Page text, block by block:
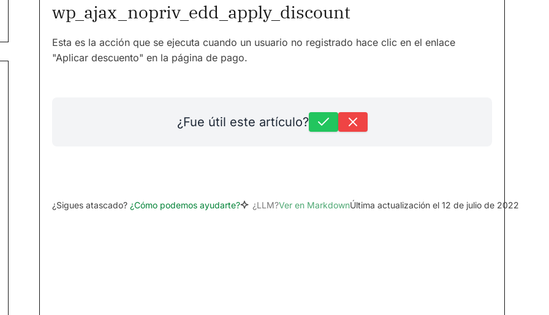
wp_ajax_nopriv_edd_apply_discount
Esta es la acción que se ejecuta cuando un usuario no registrado hace clic en el enlace
"Aplicar descuento" en la página de pago.
¿Fue útil este artículo?
¿Sigues atascado? ¿Cómo podemos ayudarte? ¿LLM?Ver en MarkdownÚltima actualización el 12 de julio de 2022